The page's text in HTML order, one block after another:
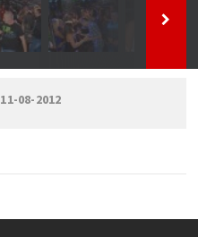
11-08-2012